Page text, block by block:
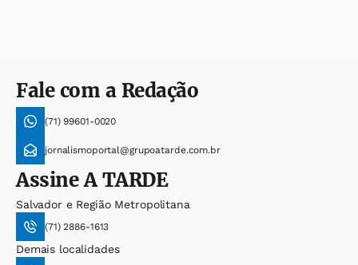
Fale com a Redação
(71) 99601-0020
jornalismoportal@grupoatarde.com.br
AssineA TARDE
Salvador e Região Metropolitana
(71) 2886-1613
Demais localidades